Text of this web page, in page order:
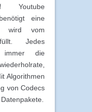
Youtube
eine
wird vom
Jedes
immer die
Algorithmen
von Codecs